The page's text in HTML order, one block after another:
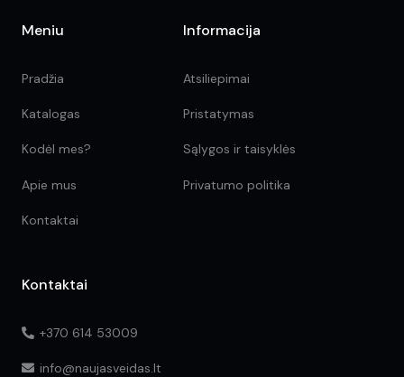
Meniu
Pradžia
Katalogas
Kodėl mes?
Apie mus
Kontaktai
Informacija
Atsiliepimai
Pristatymas
Sąlygos ir taisyklės
Privatumo politika
Kontaktai
+370 614 53009
info@naujasveidas.lt